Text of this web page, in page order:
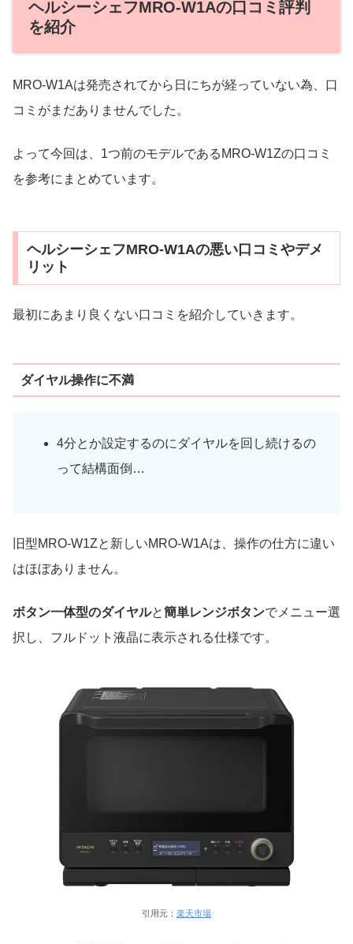
ヘルシーシェフMRO-W1Aの口コミ評判
を紹介
MRO-W1Aは発売されてから日にちが経っていない為、口
コミがまだありませんでした。
よって今回は、1つ前のモデルであるMRO-W1Zの口コミ
を参考にまとめています。
ヘルシーシェフMRO-W1Aの悪い口コミやデメ
リット
最初にあまり良くない口コミを紹介していきます。
ダイヤル操作に不満
4分とか設定するのにダイヤルを回し続けるの
って結構面倒…
旧型MRO-W1Zと新しいMRO-W1Aは、操作の仕方に違い
はほぼありません。
ボタン一体型のダイヤルと簡単レンジボタンでメニュー選
択し、フルドット液晶に表示される仕様です。
引用元： 楽天市場